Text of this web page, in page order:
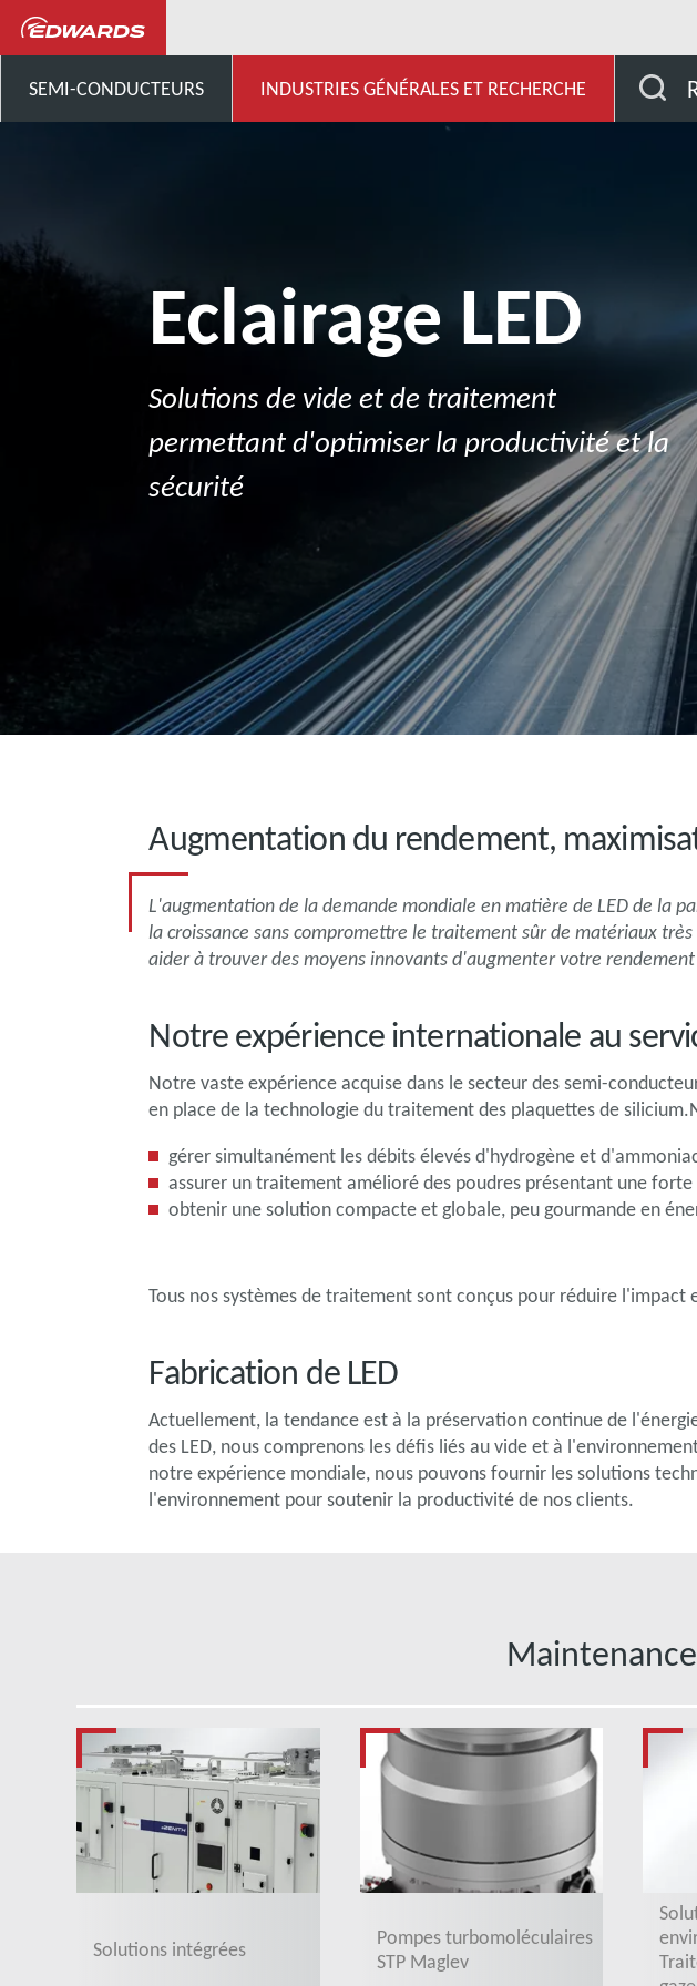
SEMI-CONDUCTEURS INDUSTRIES GÉNÉRALES ET RECHERCHE
Eclairage LED
Solutions de vide et de traitement
permettant d'optimiser la productivité et la
sécurité
Augmentation du rendement,
L'augmentation de la demande mondiale en matière de LED de la
la croissance sans compromettre le traitement sûr de matériaux
aider à trouver des moyens innovants d'augmenter votre
Notre expérience internationale au
Notre vaste expérience acquise dans le secteur des semi-
en place de la technologie du traitement des plaquettes de
gérer simultanément les débits élevés d'hydrogène et
assurer un traitement amélioré des poudres présentant une
obtenir une solution compacte et globale, peu gourmande en
Tous nos systèmes de traitement sont conçus pour réduire
Fabrication de LED
Actuellement, la tendance est à la préservation continue de
des LED, nous comprenons les défis liés au vide et à
notre expérience mondiale, nous pouvons fournir les solutions
l'environnement pour soutenir la productivité de nos clients.
Solutions intégrées
Pompes turbomoléculaires
STP Maglev